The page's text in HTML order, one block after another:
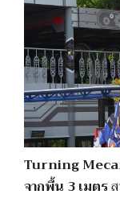
Turning
จากพื้น 3 เมตร